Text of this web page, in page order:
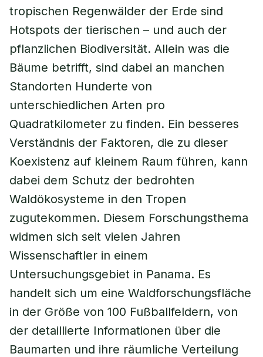
tropischen Regenwälder der Erde sind
Hotspots der tierischen – und auch der
pflanzlichen Biodiversität. Allein was die
Bäume betrifft, sind dabei an manchen
Standorten Hunderte von
unterschiedlichen Arten pro
Quadratkilometer zu finden. Ein besseres
Verständnis der Faktoren, die zu dieser
Koexistenz auf kleinem Raum führen, kann
dabei dem Schutz der bedrohten
Waldökosysteme in den Tropen
zugutekommen. Diesem Forschungsthema
widmen sich seit vielen Jahren
Wissenschaftler in einem
Untersuchungsgebiet in Panama. Es
handelt sich um eine Waldforschungsfläche
in der Größe von 100 Fußballfeldern, von
der detaillierte Informationen über die
Baumarten und ihre räumliche Verteilung